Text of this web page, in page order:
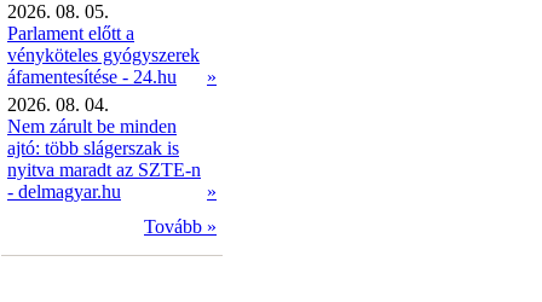
2026. 08. 05.
Parlament előtt a
vényköteles gyógyszerek
áfamentesítése - 24.hu
»
2026. 08. 04.
Nem zárult be minden
ajtó: több slágerszak is
nyitva maradt az SZTE-n
- delmagyar.hu
»
Tovább »